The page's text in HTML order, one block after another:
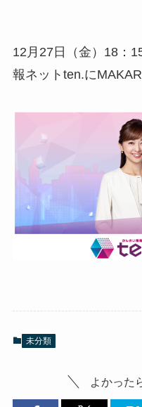
12月27日（金）18：
報ネットten.に
未分類
よかった